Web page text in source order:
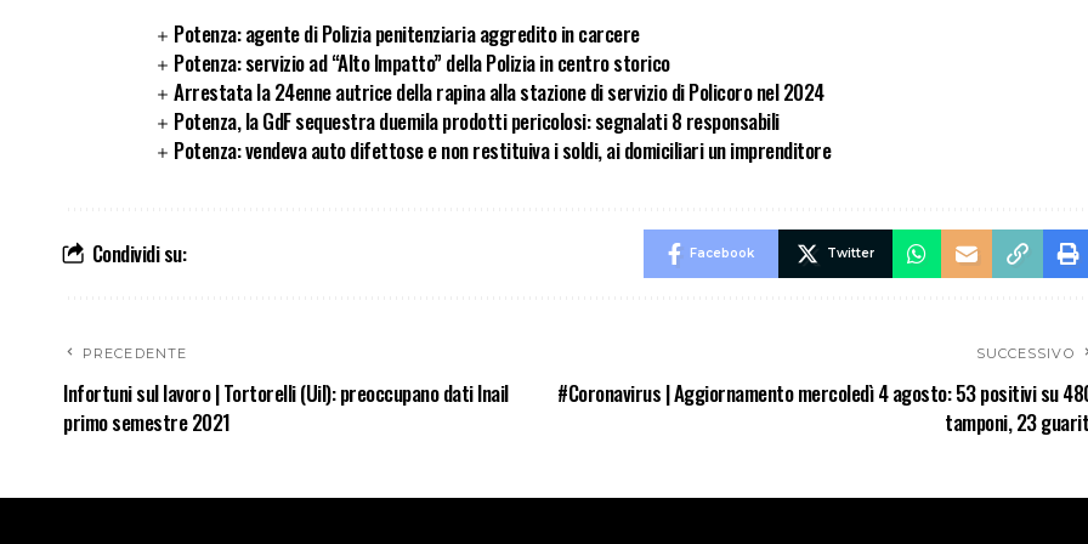
Potenza: agente di Polizia penitenziaria aggredito in carcere
Potenza: servizio ad “Alto Impatto” della Polizia in centro storico
Arrestata la 24enne autrice della rapina alla stazione di servizio di Policoro nel 2024
Potenza, la GdF sequestra duemila prodotti pericolosi: segnalati 8 responsabili
Potenza: vendeva auto difettose e non restituiva i soldi, ai domiciliari un imprenditore
Condividi su: Facebook Twitter
PRECEDENTE
Infortuni sul lavoro | Tortorelli (Uil): preoccupano dati Inail
primo semestre 2021
SUCCESSIVO
#Coronavirus | Aggiornamento mercoledì 4 agosto: 53 positivi su
tamponi, 23